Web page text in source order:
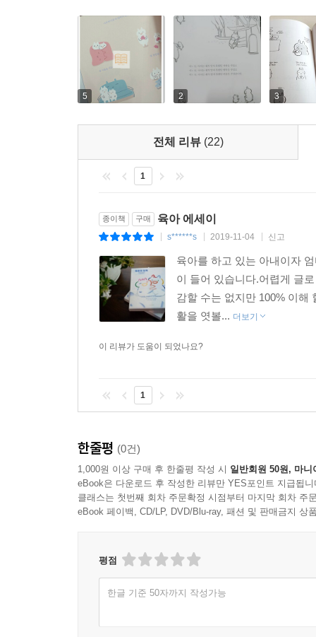
5 2 3
전체 리뷰 (22)
1
종이책 구매 육아 에세이
s******s 2019-11-04 신고
육아를 하고 있는 아내이자
이 들어 있습니다.어렵게 글
감할 수는 없지만 100% 이해
활을 엿볼... 더보기
이 리뷰가 도움이 되었나요?
1
한줄평 (0건)
1,000원 이상 구매 후 한줄평 작성 시 일반회원 50원, 마니
eBook은 다운로드 후 작성한 리뷰만 YES포인트 지급됩니
클래스는 첫번째 회차 주문확정 시점부터 마지막 회차 주
eBook 페이백, CD/LP, DVD/Blu-ray, 패션 및 판매금지 상
평점
한글 기준 50자까지 작성가능